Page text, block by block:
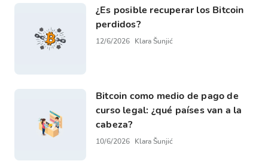
¿Es posible recuperar los Bitcoin
perdidos?
12/6/2026 Klara Šunjić
Bitcoin como medio de pago de
curso legal: ¿qué países van a la
cabeza?
10/6/2026 Klara Šunjić